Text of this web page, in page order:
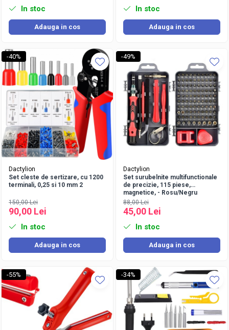
In stoc
Adauga in cos
In stoc
Adauga in cos
-40%
Dactylion
Set cleste de sertizare, cu 1200
terminali, 0,25 si 10 mm 2
150,00 Lei
90,00 Lei
In stoc
Adauga in cos
-49%
Dactylion
Set surubelnite multifunctionale
de precizie, 115 piese,
magnetice, - Rosu/Negru
88,00 Lei
45,00 Lei
In stoc
Adauga in cos
-55% -34%